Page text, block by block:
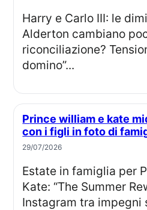
Harry e Carlo III: le dimissioni di Sir Clive
Alderton cambiano
riconciliazione?
domino”...
Prince william e kate middleton look estivo
con i figli in foto di
29/07/2026
Estate in famiglia per Principe William e
Kate: “The Summer
Instagram tra impegni